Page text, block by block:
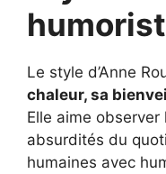
Le style d’Anne
chaleur, sa
Elle aime
absurdités du
humaines avec